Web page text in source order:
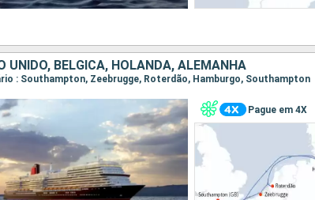
UNIDO, BÉLGICA, HOLANDA, ALEMANHA
: Southampton, Zeebrugge, Roterdão, Hamburgo, Southampton
Pague em 4X